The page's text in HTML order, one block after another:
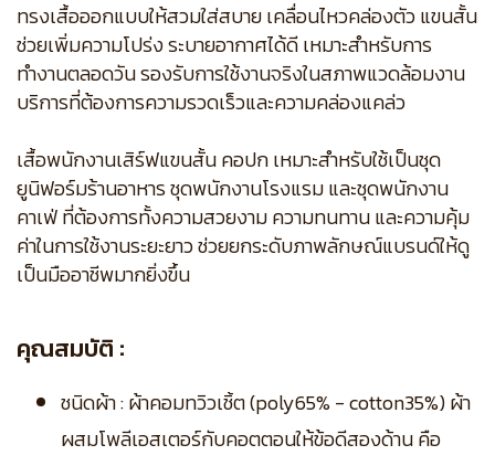
ทรงเสื้อออกแบบให้สวมใส่สบาย เคลื่อนไหวคล่องตัว แขนสั้น
ช่วยเพิ่มความโปร่ง ระบายอากาศได้ดี เหมาะสำหรับการ
ทำงานตลอดวัน รองรับการใช้งานจริงในสภาพแวดล้อมงาน
บริการที่ต้องการความรวดเร็วและความคล่องแคล่ว
เสื้อพนักงานเสิร์ฟแขนสั้น คอปก เหมาะสำหรับใช้เป็นชุด
ยูนิฟอร์มร้านอาหาร ชุดพนักงานโรงแรม และชุดพนักงาน
คาเฟ่ ที่ต้องการทั้งความสวยงาม ความทนทาน และความคุ้ม
ค่าในการใช้งานระยะยาว ช่วยยกระดับภาพลักษณ์แบรนด์ให้ดู
เป็นมืออาชีพมากยิ่งขึ้น
คุณสมบัติ :
ชนิดผ้า : ผ้าคอมทวิวเชิ้ต (poly65% - cotton35%) ผ้า
ผสมโพลีเอสเตอร์กับคอตตอนให้ข้อดีสองด้าน คือ